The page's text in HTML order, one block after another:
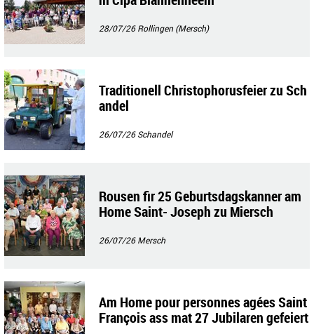
28/07/26Rollingen (Mersch)
Traditionell Christophorusfeier zu Sch
andel
26/07/26Schandel
Rousen fir 25 Geburtsdagskanner am
Home Saint- Joseph zu Miersch
26/07/26Mersch
Am Home pour personnes agées Saint
François ass mat 27 Jubilaren gefeiert